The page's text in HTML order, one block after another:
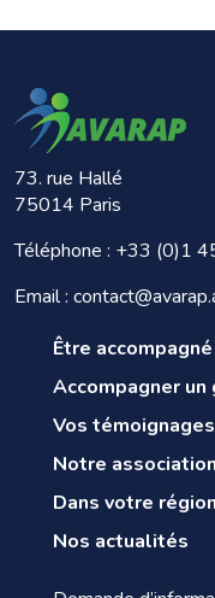
73. rue Hallé
75014 Paris
Téléphone : +33 (0)1
Email :
Être accompagné
Accompagner un
Vos témoignages
Notre association
Dans votre région
Nos actualités